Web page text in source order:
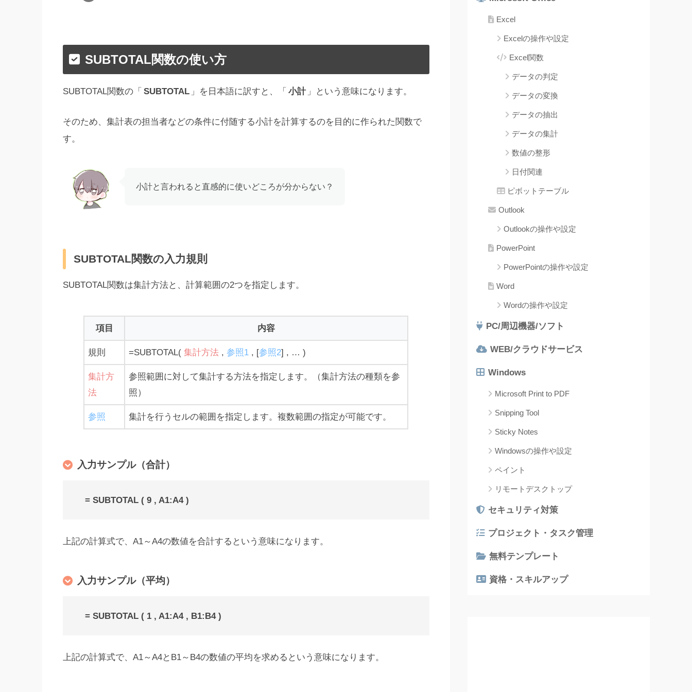
SUBTOTAL関数の使い方
SUBTOTAL関数の「 SUBTOTAL 」を日本語に訳すと、「 小計 」という意味になります。
そのため、集計表の担当者などの条件に付随する小計を計算するのを目的に作られた関数で
す。
小計と言われると直感的に使いどころが分からない？
SUBTOTAL関数の入力規則
SUBTOTAL関数は集計方法と、計算範囲の2つを指定します。
項目 内容
規則 =SUBTOTAL( 集計方法 , 参照1 , [参照2] , … )
集計方
法
参照範囲に対して集計する方法を指定します。（集計方法の種類を参
照）
参照 集計を行うセルの範囲を指定します。複数範囲の指定が可能です。
入力サンプル（合計）
= SUBTOTAL ( 9 , A1:A4 )
上記の計算式で、A1～A4の数値を合計するという意味になります。
入力サンプル（平均）
= SUBTOTAL ( 1 , A1:A4 , B1:B4 )
上記の計算式で、A1～A4とB1～B4の数値の平均を求めるという意味になります。
Excel
Excelの操作や設定
Excel関数
データの判定
データの変換
データの抽出
データの集計
数値の整形
日付関連
ピボットテーブル
Outlook
Outlookの操作や設定
PowerPoint
PowerPointの操作や設定
Word
Wordの操作や設定
PC/周辺機器/ソフト
WEB/クラウドサービス
Windows
Microsoft Print to PDF
Snipping Tool
Sticky Notes
Windowsの操作や設定
ペイント
リモートデスクトップ
セキュリティ対策
プロジェクト・タスク管理
無料テンプレート
資格・スキルアップ